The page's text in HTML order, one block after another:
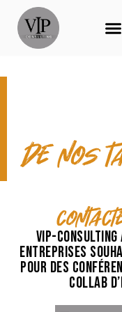
CONTACT
de nos
VIP-
entreprises
pour des
collab